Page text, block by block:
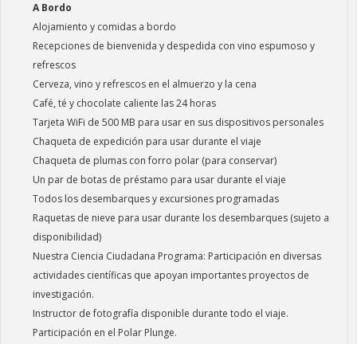
A Bordo
Alojamiento y comidas a bordo
Recepciones de bienvenida y despedida con vino espumoso y
refrescos
Cerveza, vino y refrescos en el almuerzo y la cena
Café, té y chocolate caliente las 24 horas
Tarjeta WiFi de 500 MB para usar en sus dispositivos personales
Chaqueta de expedición para usar durante el viaje
Chaqueta de plumas con forro polar (para conservar)
Un par de botas de préstamo para usar durante el viaje
Todos los desembarques y excursiones programadas
Raquetas de nieve para usar durante los desembarques (sujeto a
disponibilidad)
Nuestra Ciencia Ciudadana Programa: Participación en diversas
actividades científicas que apoyan importantes proyectos de
investigación.
Instructor de fotografía disponible durante todo el viaje.
Participación en el Polar Plunge.